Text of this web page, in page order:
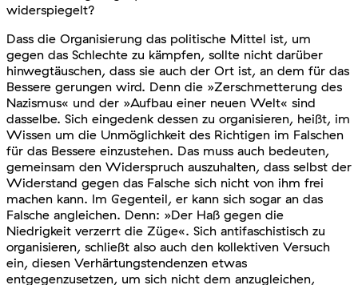
widerspiegelt?
Dass die Organisierung das politische Mittel ist, um
gegen das Schlechte zu kämpfen, sollte nicht darüber
hinwegtäuschen, dass sie auch der Ort ist, an dem für das
Bessere gerungen wird. Denn die »Zerschmetterung des
Nazismus« und der »Aufbau einer neuen Welt« sind
dasselbe. Sich eingedenk dessen zu organisieren, heißt, im
Wissen um die Unmöglichkeit des Richtigen im Falschen
für das Bessere einzustehen. Das muss auch bedeuten,
gemeinsam den Widerspruch auszuhalten, dass selbst der
Widerstand gegen das Falsche sich nicht von ihm frei
machen kann. Im Gegenteil, er kann sich sogar an das
Falsche angleichen. Denn: »Der Haß gegen die
Niedrigkeit verzerrt die Züge«. Sich antifaschistisch zu
organisieren, schließt also auch den kollektiven Versuch
ein, diesen Verhärtungstendenzen etwas
entgegenzusetzen, um sich nicht dem anzugleichen,